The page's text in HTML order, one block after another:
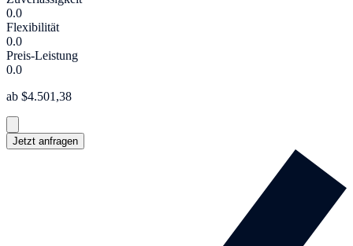
0.0
Flexibilität
0.0
Preis-Leistung
0.0
ab $4.501,38
Jetzt anfragen